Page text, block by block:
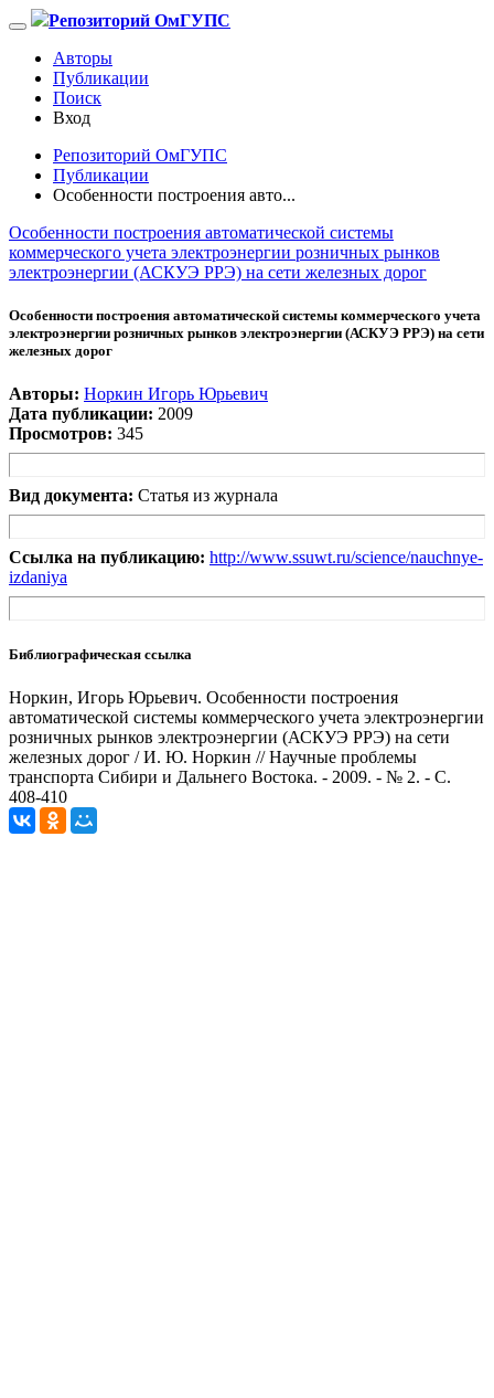
Репозиторий ОмГУПС
Авторы
Публикации
Поиск
Вход
Репозиторий ОмГУПС
Публикации
Особенности построения авто...
Особенности построения автоматической системы
коммерческого учета электроэнергии розничных рынков
электроэнергии (АСКУЭ РРЭ) на сети железных дорог
Особенности построения автоматической системы коммерческого учета
электроэнергии розничных рынков электроэнергии (АСКУЭ РРЭ) на сети
железных дорог
Авторы: Норкин Игорь Юрьевич
Дата публикации: 2009
Просмотров: 345
Вид документа: Статья из журнала
Ссылка на публикацию: http://www.ssuwt.ru/science/nauchnye-
izdaniya
Библиографическая ссылка
Норкин, Игорь Юрьевич. Особенности построения
автоматической системы коммерческого учета электроэнергии
розничных рынков электроэнергии (АСКУЭ РРЭ) на сети
железных дорог / И. Ю. Норкин // Научные проблемы
транспорта Сибири и Дальнего Востока. - 2009. - № 2. - С.
408-410